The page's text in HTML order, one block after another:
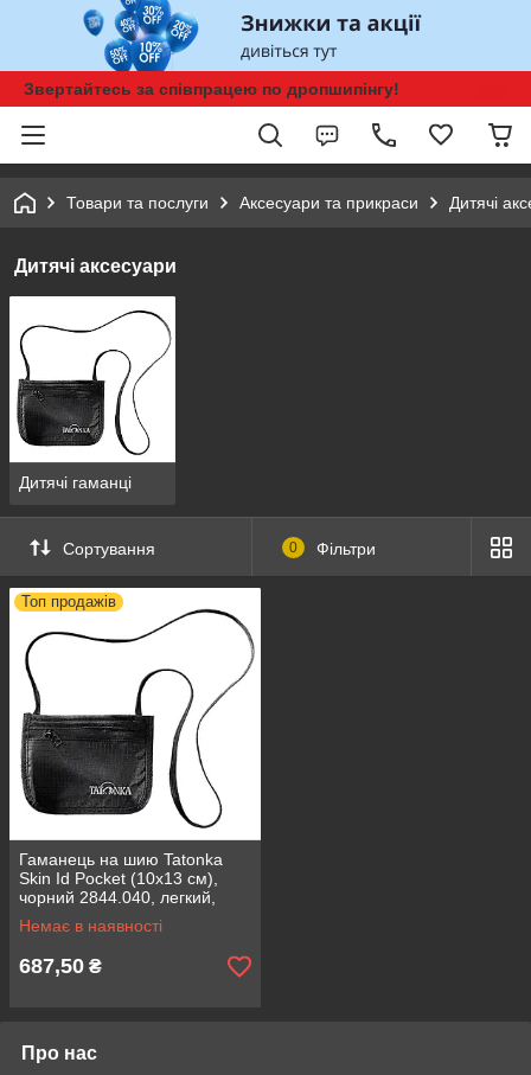
Звертайтесь за співпрацею по дропшипінгу!
Товари та послуги Аксесуари та прикраси Дитячі
Дитячі аксесуари
Дитячі гаманці
Сортування 0 Фільтри
Топ продажів
Гаманець на шию Tatonka
Skin Id Pocket (10x13 см),
чорний 2844.040, легкий,
компактний, вага 20 г
Немає в наявності
687,50 ₴
Про нас